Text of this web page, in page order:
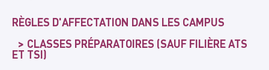
RÈGLES D'AFFECTATION DANS LES CAMPUS
CLASSES PRÉPARATOIRES (SAUF FILIÈRE ATS
ET TSI)